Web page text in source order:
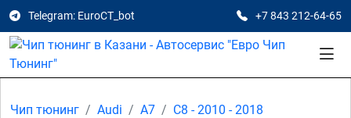
Telegram: EuroCT_bot +7 843 212-64-65
Чип тюнинг Audi A7
C8 - 2010 - 2018